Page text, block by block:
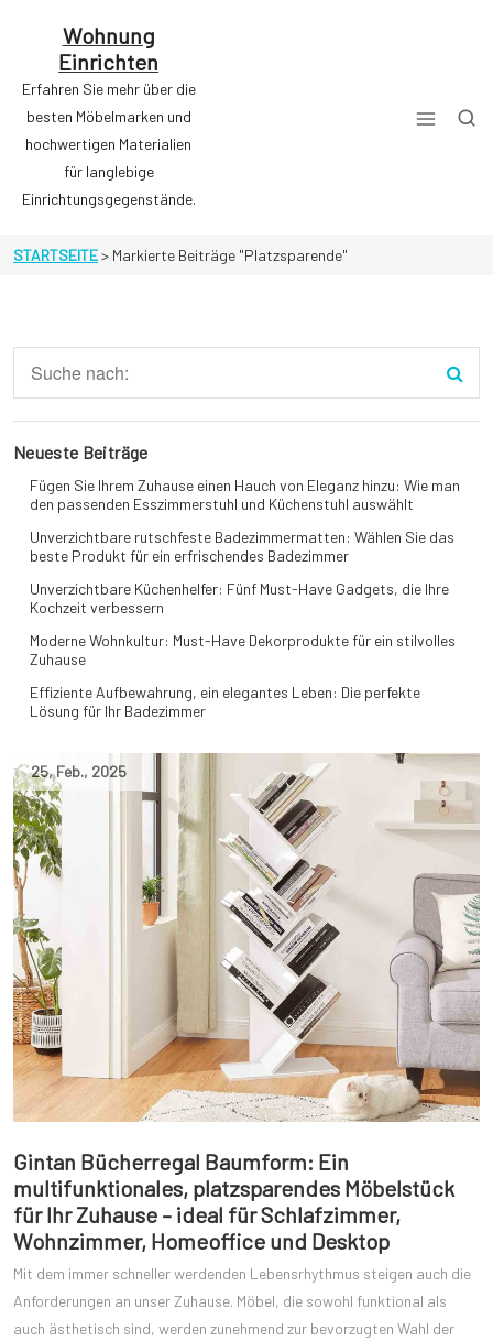
Wohnung
Einrichten
Erfahren Sie mehr über die
besten Möbelmarken und
hochwertigen Materialien
für langlebige
Einrichtungsgegenstände.
STARTSEITE> Markierte Beiträge "Platzsparende"
25,Feb., 2025
Gintan Bücherregal Baumform: Ein
multifunktionales, platzsparendes Möbelstück
für Ihr Zuhause – ideal für Schlafzimmer,
Wohnzimmer, Homeoffice und Desktop
Mit dem immer schneller werdenden Lebensrhythmus steigen auch die
Anforderungen an unser Zuhause. Möbel, die sowohl funktional als
auch ästhetisch sind, werden zunehmend zur bevorzugten Wahl der
Neueste Beiträge
Fügen Sie Ihrem Zuhause einen Hauch von Eleganz hinzu: Wie man
den passenden Esszimmerstuhl und Küchenstuhl auswählt
Unverzichtbare rutschfeste Badezimmermatten: Wählen Sie das
beste Produkt für ein erfrischendes Badezimmer
Unverzichtbare Küchenhelfer: Fünf Must-Have Gadgets, die Ihre
Kochzeit verbessern
Moderne Wohnkultur: Must-Have Dekorprodukte für ein stilvolles
Zuhause
Effiziente Aufbewahrung, ein elegantes Leben: Die perfekte
Lösung für Ihr Badezimmer